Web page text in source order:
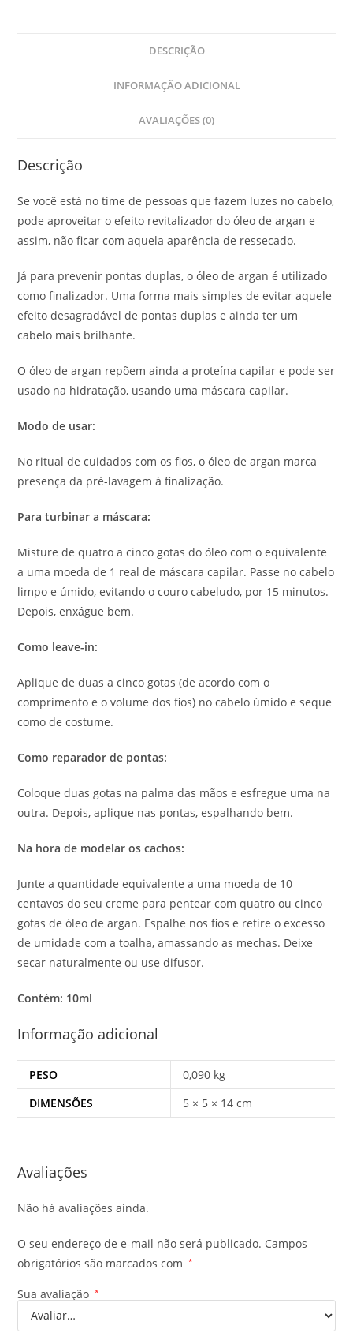
DESCRIÇÃO
INFORMAÇÃO ADICIONAL
AVALIAÇÕES (0)
Descrição
Se você está no time de pessoas que fazem luzes no cabelo,
pode aproveitar o efeito revitalizador do óleo de argan e
assim, não ficar com aquela aparência de ressecado.
Já para prevenir pontas duplas, o óleo de argan é utilizado
como finalizador. Uma forma mais simples de evitar aquele
efeito desagradável de pontas duplas e ainda ter um
cabelo mais brilhante.
O óleo de argan repõem ainda a proteína capilar e pode ser
usado na hidratação, usando uma máscara capilar.
Modo de usar:
No ritual de cuidados com os fios, o óleo de argan marca
presença da pré-lavagem à finalização.
Para turbinar a máscara:
Misture de quatro a cinco gotas do óleo com o equivalente
a uma moeda de 1 real de máscara capilar. Passe no cabelo
limpo e úmido, evitando o couro cabeludo, por 15 minutos.
Depois, enxágue bem.
Como leave-in:
Aplique de duas a cinco gotas (de acordo com o
comprimento e o volume dos fios) no cabelo úmido e seque
como de costume.
Como reparador de pontas:
Coloque duas gotas na palma das mãos e esfregue uma na
outra. Depois, aplique nas pontas, espalhando bem.
Na hora de modelar os cachos:
Junte a quantidade equivalente a uma moeda de 10
centavos do seu creme para pentear com quatro ou cinco
gotas de óleo de argan. Espalhe nos fios e retire o excesso
de umidade com a toalha, amassando as mechas. Deixe
secar naturalmente ou use difusor.
Contém: 10ml
Informação adicional
PESO
0,090 kg
DIMENSÕES
5 × 5 × 14 cm
Avaliações
Não há avaliações ainda.
O seu endereço de e-mail não será publicado. Campos
obrigatórios são marcados com
*
Sua avaliação *